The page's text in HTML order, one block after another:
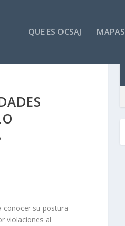
QUE ES OCSAJ MAPAS
conocer su postura
violaciones al